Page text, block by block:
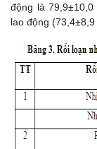
động là
lao động